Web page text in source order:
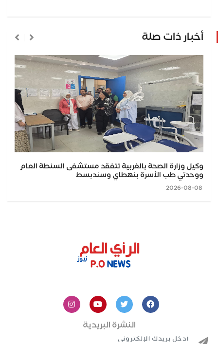
أخبار ذات صلة
وكيل وزارة الصحة بالغربية تتفقد مستشفى السنطة العام
ووحدتي طب الأسرة بنهطاي وسندبسط
النشرة البريدية